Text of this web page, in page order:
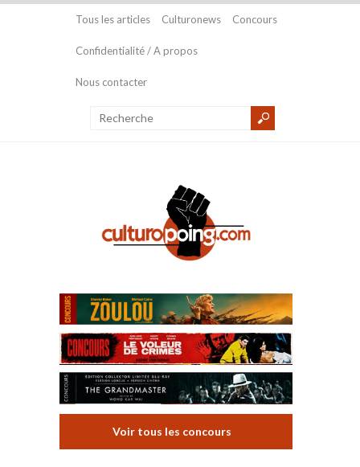
Tous les articles Culturonews Concours
Confidentialité / A propos
Nous contacter
Voir tous les concours